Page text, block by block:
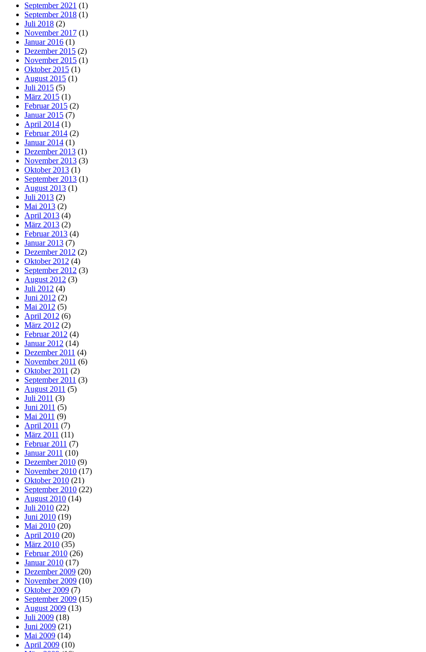
September 2021 (1)
September 2018 (1)
Juli 2018 (2)
November 2017 (1)
Januar 2016 (1)
Dezember 2015 (2)
November 2015 (1)
Oktober 2015 (1)
August 2015 (1)
Juli 2015 (5)
März 2015 (1)
Februar 2015 (2)
Januar 2015 (7)
April 2014 (1)
Februar 2014 (2)
Januar 2014 (1)
Dezember 2013 (1)
November 2013 (3)
Oktober 2013 (1)
September 2013 (1)
August 2013 (1)
Juli 2013 (2)
Mai 2013 (2)
April 2013 (4)
März 2013 (2)
Februar 2013 (4)
Januar 2013 (7)
Dezember 2012 (2)
Oktober 2012 (4)
September 2012 (3)
August 2012 (3)
Juli 2012 (4)
Juni 2012 (2)
Mai 2012 (5)
April 2012 (6)
März 2012 (2)
Februar 2012 (4)
Januar 2012 (14)
Dezember 2011 (4)
November 2011 (6)
Oktober 2011 (2)
September 2011 (3)
August 2011 (5)
Juli 2011 (3)
Juni 2011 (5)
Mai 2011 (9)
April 2011 (7)
März 2011 (11)
Februar 2011 (7)
Januar 2011 (10)
Dezember 2010 (9)
November 2010 (17)
Oktober 2010 (21)
September 2010 (22)
August 2010 (14)
Juli 2010 (22)
Juni 2010 (19)
Mai 2010 (20)
April 2010 (20)
März 2010 (35)
Februar 2010 (26)
Januar 2010 (17)
Dezember 2009 (20)
November 2009 (10)
Oktober 2009 (7)
September 2009 (15)
August 2009 (13)
Juli 2009 (18)
Juni 2009 (21)
Mai 2009 (14)
April 2009 (10)